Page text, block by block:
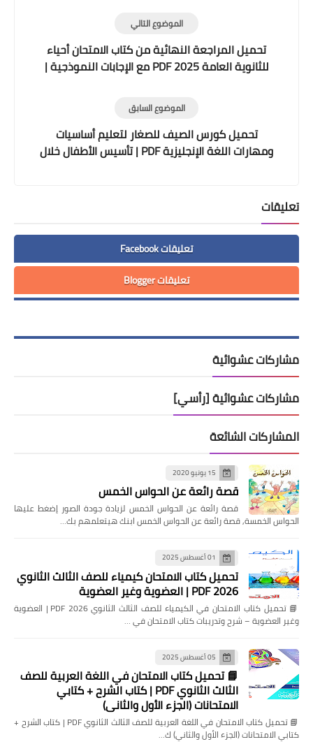
الموضوع التالي
تحميل المراجعة النهائية من كتاب الامتحان أحياء
للثانوية العامة 2025 PDF مع الإجابات النموذجية |
الموضوع السابق
تحميل كورس الصيف للصغار لتعليم أساسيات
ومهارات اللغة الإنجليزية PDF | تأسيس الأطفال خلال
تعليقات
تعليقات Facebook
تعليقات Blogger
مشاركات عشوائية
مشاركات عشوائية [رأسي]
المشاركات الشائعة
15 يونيو 2020
قصة رائعة عن الحواس الخمس
قصة رائعة عن الحواس الخمس لزيادة جودة الصور إضغط عليها
الحواس الخمسة, قصة رائعة عن الحواس الخمس ابنك هيتعلمهم بك…
01 أغسطس 2025
تحميل كتاب الامتحان كيمياء للصف الثالث الثانوي
2026 PDF | العضوية وغير العضوية
📘 تحميل كتاب الامتحان في الكيمياء للصف الثالث الثانوي 2026 PDF | العضوية
وغير العضوية – شرح وتدريبات كتاب الامتحان في …
05 أغسطس 2025
📘 تحميل كتاب الامتحان في اللغة العربية للصف
الثالث الثانوي PDF | كتاب الشرح + كتابي
الامتحانات (الجزء الأول والثاني)
📘 تحميل كتاب الامتحان في اللغة العربية للصف الثالث الثانوي PDF | كتاب الشرح +
كتابي الامتحانات (الجزء الأول والثاني) ك…